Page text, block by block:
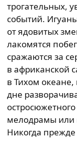
трогательных,
событий.
от ядовитых
лакомятся
сражаются за
в африканской
в Тихом
дне
мелодрамы или
Никогда